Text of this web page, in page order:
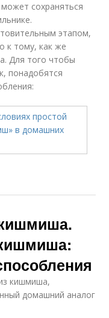
сохраняться
этапом,
к тому, как же
Для того чтобы
понадобятся
кишмиша,
домашний аналог